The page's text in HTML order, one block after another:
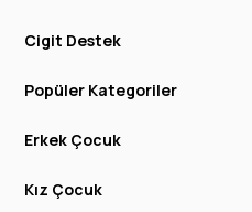
Cigit Destek
Popüler Kategoriler
Erkek Çocuk
Kız Çocuk